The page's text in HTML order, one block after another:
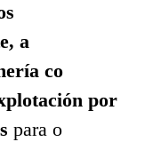
a
co
por
para o